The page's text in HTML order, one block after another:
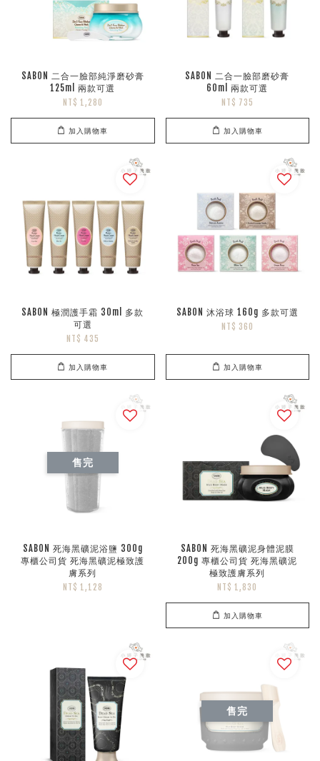
SABON 二合一臉部純淨磨砂膏
125ml 兩款可選
NT$ 1,280
加入購物車
SABON 二合一臉部磨砂膏
60ml 兩款可選
NT$ 735
加入購物車
SABON 極潤護手霜 30ml 多款
可選
NT$ 435
加入購物車
SABON 沐浴球 160g 多款可選
NT$ 360
加入購物車
售完
SABON 死海黑礦泥浴鹽 300g
專櫃公司貨 死海黑礦泥極致護
膚系列
NT$ 1,128
SABON 死海黑礦泥身體泥膜
200g 專櫃公司貨 死海黑礦泥
極致護膚系列
NT$ 1,830
加入購物車
售完